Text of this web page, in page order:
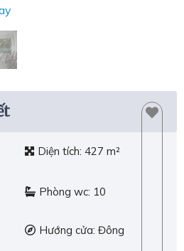
Diện tích: 427 m²
Phòng wc: 10
Hướng cửa: Đông